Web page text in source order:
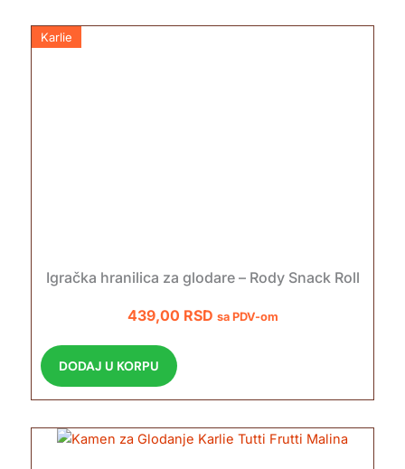
Karlie
Igračka hranilica za glodare – Rody Snack Roll
439,00 RSD sa PDV-om
DODAJ U KORPU